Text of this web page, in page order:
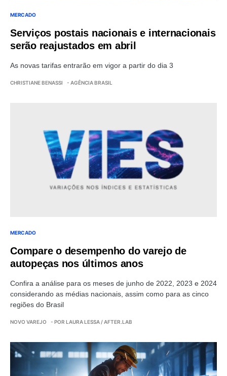
MERCADO
Serviços postais nacionais e internacionais
serão reajustados em abril
As novas tarifas entrarão em vigor a partir do dia 3
CHRISTIANE BENASSI - AGÊNCIA BRASIL
MERCADO
Compare o desempenho do varejo de
autopeças nos últimos anos
Confira a análise para os meses de junho de 2022, 2023 e 2024
considerando as médias nacionais, assim como para as cinco
regiões do Brasil
NOVO VAREJO - POR LAURA LESSA / AFTER.LAB